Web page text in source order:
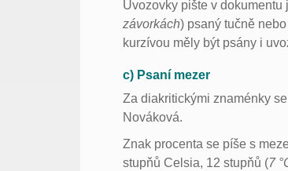
Uvozovky pište v
závorkách) psaný tučně
kurzívou měly být psány i
c) Psaní mezer
Za diakritickými znaménky
Nováková.
Znak procenta se píše s
stupňů Celsia, 12 stupňů (7